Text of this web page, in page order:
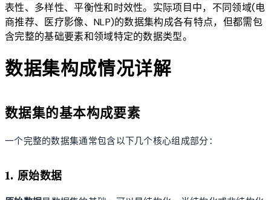
表性、多样性、平衡性和时效性。实际项目中，不同领域(电
商推荐、医疗影像、NLP)的数据集构成各有特点，但都需包
含完整的基础要素和领域特定的数据类型。
数据集构成情况详解
数据集的基本构成要素
一个完整的数据集通常包含以下几个核心组成部分：
1. 原始数据